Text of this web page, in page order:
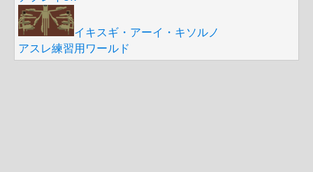
イキスギ・アーイ・キソルノ
アスレ練習用ワールド